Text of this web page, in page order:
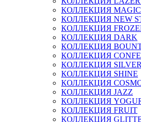
КОЛЛЕКЦИЯ MAGIC
КОЛЛЕКЦИЯ NEW
КОЛЛЕКЦИЯ
КОЛЛЕКЦИЯ DARK
КОЛЛЕКЦИЯ
КОЛЛЕКЦИЯ
КОЛЛЕКЦИЯ SILVER
КОЛЛЕКЦИЯ SHINE
КОЛЛЕКЦИЯ
КОЛЛЕКЦИЯ JAZZ
КОЛЛЕКЦИЯ
КОЛЛЕКЦИЯ FRUIT
КОЛЛЕКЦИЯ